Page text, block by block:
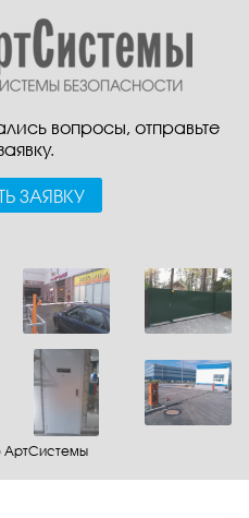
вопросы, отправьте
ЗАЯВКУ
АртСистемы